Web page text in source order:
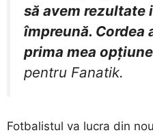
să avem rezultate
împreună. Cordea
prima mea
pentru Fanatik.
Fotbalistul va lucra din